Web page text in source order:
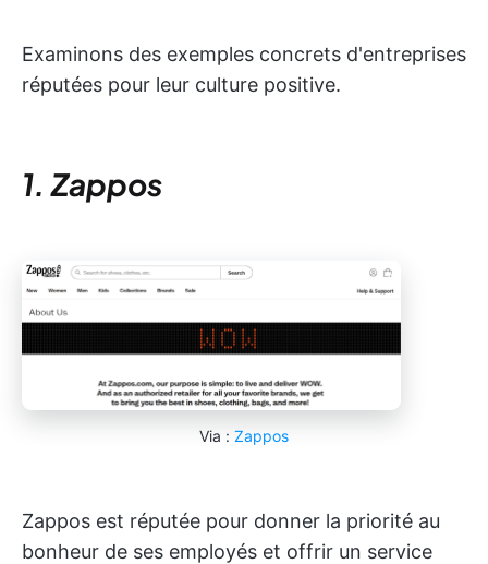
Examinons des exemples concrets d'entreprises
réputées pour leur culture positive.
1. Zappos
Via : Zappos
Zappos est réputée pour donner la priorité au
bonheur de ses employés et offrir un service